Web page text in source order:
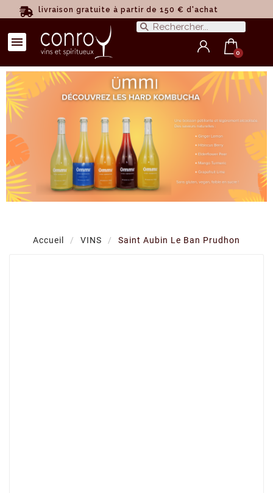
livraison gratuite à partir de 150 € d'achat
Accueil VINS Saint Aubin Le Ban Prudhon